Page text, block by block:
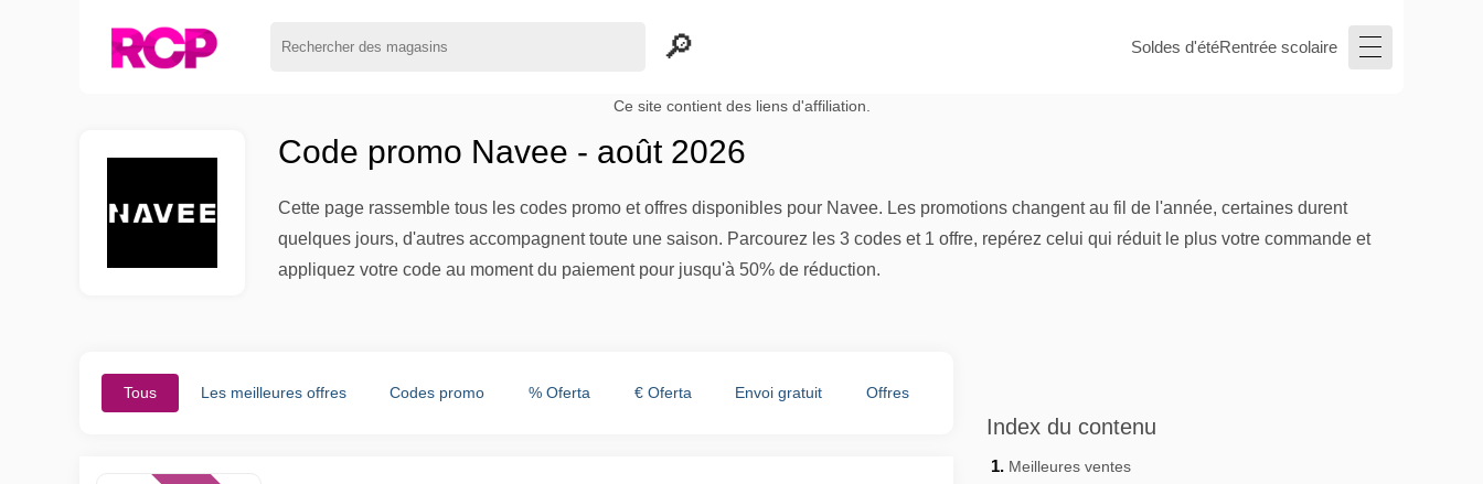
Soldes d'étéRentrée scolaire
Ce site contient des liens d'affiliation.
Code promo Navee - août 2026
Cette page rassemble tous les codes promo et offres disponibles pour Navee. Les promotions changent au fil de l'année, certaines durent
quelques jours, d'autres accompagnent toute une saison. Parcourez les 3 codes et 1 offre, repérez celui qui réduit le plus votre commande et
appliquez votre code au moment du paiement pour jusqu'à 50% de réduction.
Tous Les meilleures offres Codes promo % Oferta € Oferta Envoi gratuit Offres
Index du contenu
Meilleures ventes